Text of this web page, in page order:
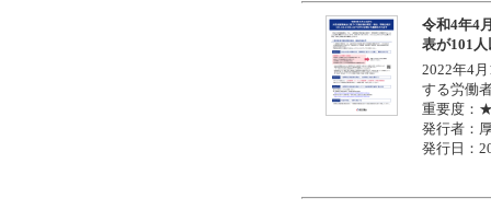
令和4年4
表が101
2022年4
する労働
重要度
発行者：
発行日：